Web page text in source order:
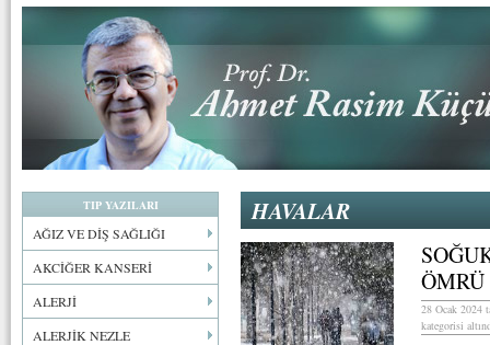
TIP YAZILARI
AĞIZ VE DİŞ SAĞLIĞI
AKCİĞER KANSERİ
ALERJİ
ALERJİK NEZLE
HAVALAR
28 Ocak 2024
kategorisi